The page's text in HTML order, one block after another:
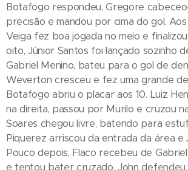
Botafogo respondeu, Gregore
precisão e mandou por cima do gol.
Veiga fez boa jogada no meio e
oito, Júnior Santos foi lançado sozinho
Gabriel Menino, bateu para o gol de
Weverton cresceu e fez uma grande
Botafogo abriu o placar aos 10. Luiz
na direita, passou por Murilo e cruzou
Soares chegou livre, batendo para
Piquerez arriscou da entrada da área e
Pouco depois, Flaco recebeu de
e tentou bater cruzado. John defendeu,